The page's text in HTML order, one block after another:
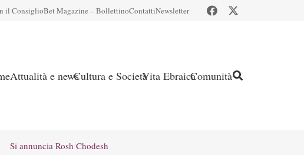
il ConsiglioBet Magazine – BollettinoContattiNewsletter
Attualità e newsCultura e SocietàVita EbraicaComunità
Si annuncia Rosh Chodesh